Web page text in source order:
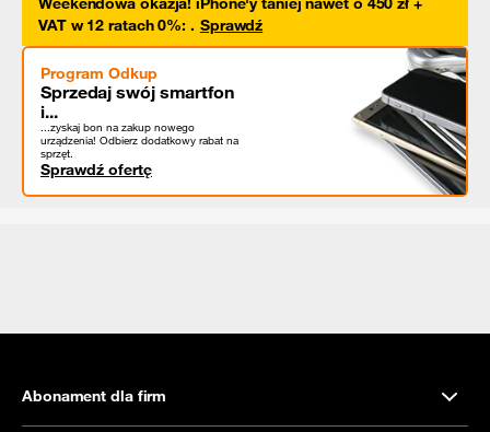
VAT w 12 ratach 0%: . Sprawdź
Program Odkup
Sprzedaj swój smartfon
i...
...zyskaj bon na zakup nowego
urządzenia! Odbierz dodatkowy rabat na
sprzęt.
Sprawdź ofertę
Abonament dla firm